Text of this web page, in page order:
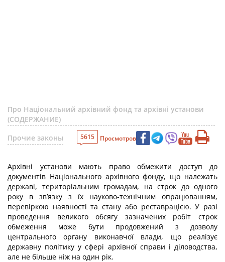
Про Національний архівний фонд та архівні установи
(СОДЕРЖАНИЕ)
Прочие законы
5615 Просмотров
Архівні установи мають право обмежити доступ до
документів Національного архівного фонду, що належать
державі, територіальним громадам, на строк до одного
року в зв’язку з їх науково-технічним опрацюванням,
перевіркою наявності та стану або реставрацією. У разі
проведення великого обсягу зазначених робіт строк
обмеження може бути продовжений з дозволу
центрального органу виконавчої влади, що реалізує
державну політику у сфері архівної справи і діловодства,
але не більше ніж на один рік.